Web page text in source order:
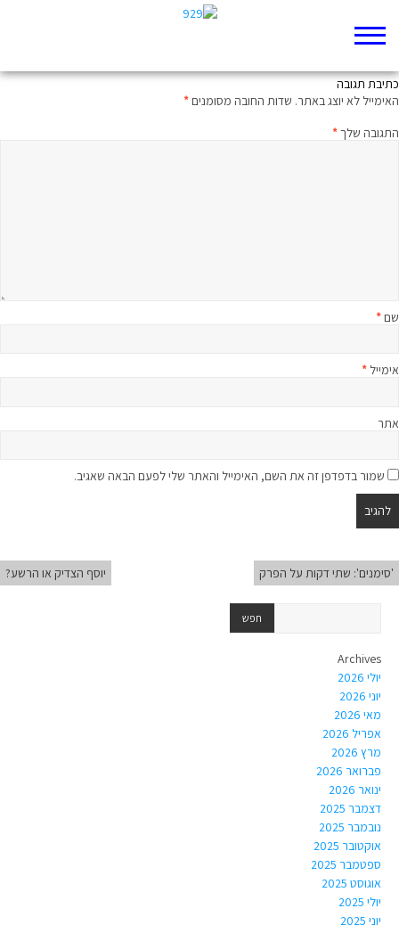
כתיבת תגובה
האימייל לא יוצג באתר. שדות החובה מסומנים*
התגובה שלך*
שם*
אימייל *
אתר
שמור בדפדפן זה את השם, האימייל והאתר שלי לפעם הבאה שאגיב.
'סימנים': שתי דקות על הפרק יוסף הצדיק או הרשע?
Archives
יולי 2026
יוני 2026
מאי 2026
אפריל 2026
מרץ 2026
פברואר 2026
ינואר 2026
דצמבר 2025
נובמבר 2025
אוקטובר 2025
ספטמבר 2025
אוגוסט 2025
יולי 2025
יוני 2025